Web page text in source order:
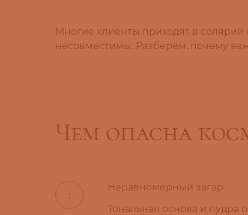
Многие клиенты приходят в солярий
несовместимы. Разберём, почему
Чем опасна
Неравномерный загар
Тональная основа и пудра